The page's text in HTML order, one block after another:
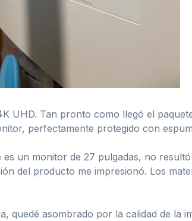
UHD. Tan pronto como llegó el
perfectamente protegido con
un monitor de 27 pulgadas, no
del producto me impresionó. Los
quedé asombrado por la calidad de la